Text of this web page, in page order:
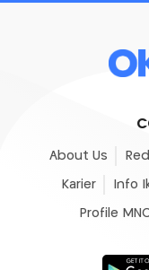
About Us
Karier Info
Profile